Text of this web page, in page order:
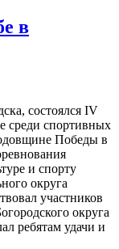
в
состоялся IV
среди спортивных
Победы в
и спорту
округа
участников
округа
ребятам удачи и